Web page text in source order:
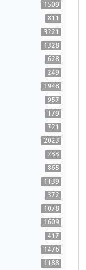
1509
811
3221
1328
628
249
1948
957
179
721
2023
233
865
1139
372
1078
1609
417
1476
1188